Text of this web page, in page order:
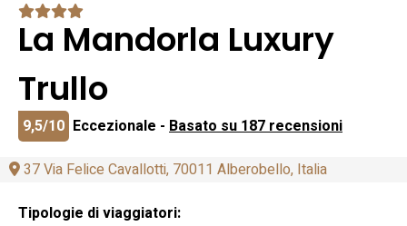
La Mandorla Luxury
Trullo
9,5/10 Eccezionale - Basato su 187 recensioni
37 Via Felice Cavallotti, 70011 Alberobello, Italia
Tipologie di viaggiatori: